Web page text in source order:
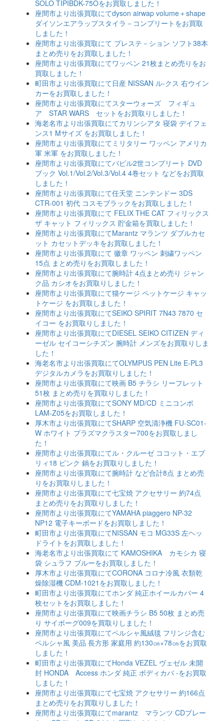
SOLO TIPIBDK-75Oをお買取しました！
座間市より出張買取にてdyson airwap volume＋shape
ダイソンエアラップスタイラ－コンプリートをお買取
しました！
座間市より出張買取にて プレステ－ション ソフト38本
まとめ売りをお買取しました！
座間市より出張買取にてワッペン 21枚まとめ売りをお
買取しました！
町田市より出張買取にて日産 NISSAN ル-クス 右ウイン
カーをお買取しました！
座間市より出張買取にてスターウォーズ フィギュ
ア STAR WARS セットをお買取りしました！
海老名市より出張買取にてカリンシアタ 寝袋 デイフェ
ンス1 Mサイズ をお買取しました！
座間市より出張買取にてミリタリー ワッペン アメリカ
軍 米軍 をお買取しました！
座間市より出張買取にてバビル2世コンプリート DVD
ブック Vol.1/Vol.2/Vol.3/Vol.4 4巻セット などをお買取
しました！
座間市より出張買取にて任天堂 ニンテンドー 3DS
CTR-001 初代 コスモブラックをお買取しました！
座間市より出張買取にて FELIX THE CAT フィリックス
ザ キャット フィリックス 貯金箱を買取しました！
座間市より出張買取にてMarantz マランツ ダブルカセ
ット カセットデッキをお買取しました！
座間市より出張買取にて 徽章 ワッペン 刺繍ワッペン
15点 まとめ売りをお買取しました！
座間市より出張買取にて腕時計 4点まとめ売り ジャン
ク品 カシオをお買取りしました！
座間市より出張買取にて猫ケージ ペットケージ キャッ
トケージ をお買取しました！
座間市より出張買取にてSEIKO SPIRIT 7N43 7870 セ
イコー をお買取りしました！
座間市より出張買取にてDIESEL SEIKO CITIZEN ディ
ーゼル セイコーシチズン 腕時計 メンズをお買取りしま
した！
海老名市より出張買取にてOLYMPUS PEN Lite E-PL3
デジタルカメラをお買取りしました！
座間市より出張買取にて映画 B5 チラシ リーフレット
51枚 まとめ売りを買取りしました！
座間市より出張買取にてSONY MD/CD ミニコンポ
LAM-Z05をお買取しました！
厚木市より出張買取にてSHARP 空気清浄機 FU-SC01-
W ホワイト プラズマクラスター700をお買取しまし
た！
座間市より出張買取にてル・クルーゼ ココット・エブ
リィ18 ピンク 鍋をお買取りしました！
座間市より出張買取にて腕時計 など合計8点 まとめ売
りをお買取りしました！
座間市より出張買取にて七宝焼 アクセサリー 約74点
まとめ売りをお買取りしました！
座間市より出張買取にてYAMAHA piaggero NP-32
NP12 電子キーボードをお買取しました！
町田市より出張買取にてNISSAN モコ MG33S 左ヘッ
ドライトをお買取しました！
海老名市より出張買取にて KAMOSHIKA カモシカ 寝
袋 シュラフ ブルーをお買取しました！
厚木市より出張買取にてCORONA コロナ冷風 衣類乾
燥除湿機 CDM-1021をお買取しました！
町田市より出張買取にてホンダ 純正ホイールカバー 4
枚セットをお買取しました！
座間市より出張買取にて映画チラシ B5 50枚 まとめ売
り サイボーグ009を買取りしました！
座間市より出張買取にてペルシャ風絨毯 フリンジ含む
ペルシャ風 美品 長方形 家庭用 約130㎝×78㎝をお買取
しました！
町田市より出張買取にてHonda VEZEL ヴェゼル 未開
封 HONDA Access ホンダ 純正 ボディカバ -をお買取
しました！
座間市より出張買取にて七宝焼 アクセサリー 約166点
まとめ売りをお買取りしました！
座間市より出張買取にてmarantz マランツ CDプレー